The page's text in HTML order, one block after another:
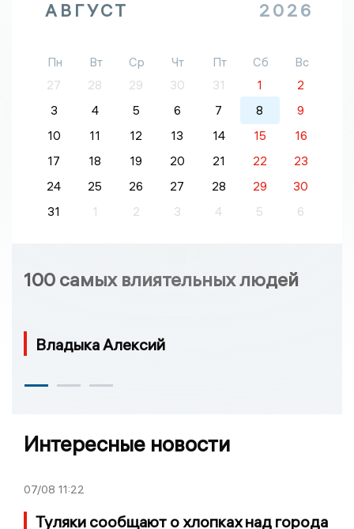
АВГУСТ 2026
Пн Вт Ср Чт Пт Сб
Вс
27
28 29 30 31 1
2
3
4 5 6 7 8
9
10
11 12 13 14 15
16
17
18 19 20 21 22
23
24
25 26 27 28 29
30
31
1 2 3 4 5 6
100 самых влиятельных людей
Владыка Алексий
Интересные новости
07/08 11:22
Туляки сообщают о хлопках над города